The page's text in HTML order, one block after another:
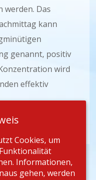
werden. Das
kann
genannt, positiv
wird
effektiv
Cookies, um
Informationen,
gehen, werden